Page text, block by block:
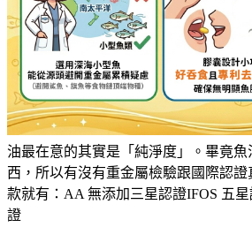
油最在意的其實是「純淨度」。畢竟
西，所以有沒有重金屬檢驗跟國際認
款就有：AA 無添加三星認證IFOS 五
證